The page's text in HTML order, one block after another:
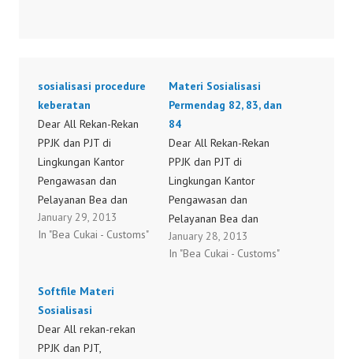
sosialisasi procedure
keberatan
Dear All Rekan-Rekan
PPJK dan PJT di
Lingkungan Kantor
Pengawasan dan
Pelayanan Bea dan
Cukai Tipe Madya
Pabean Seokarno-Hatta,
Sosialisasi berupa
Penyegaran Peraturan
Keberatan di Bidang
Kepabeanan dan
January 29, 2013
In "Bea Cukai - Customs"
Materi Sosialisasi
Permendag 82, 83, dan
84
Dear All Rekan-Rekan
PPJK dan PJT di
Lingkungan Kantor
Pengawasan dan
Pelayanan Bea dan
Cukai Tipe Madya
Pabean Seokarno-Hatta,
January 28, 2013
In "Bea Cukai - Customs"
Softfile Materi
Sosialisasi
Dear All rekan-rekan
PPJK dan PJT,